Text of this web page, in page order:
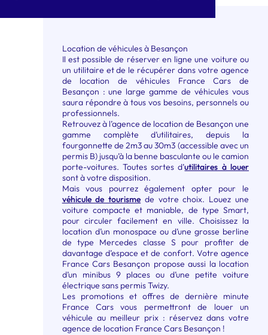
Location de véhicules à Besançon
Il est possible de réserver en ligne une voiture ou
un utilitaire et de le récupérer dans votre agence
de location de véhicules France Cars de
Besançon : une large gamme de véhicules vous
saura répondre à tous vos besoins, personnels ou
professionnels.
Retrouvez à l’agence de location de Besançon une
gamme complète d’utilitaires, depuis la
fourgonnette de 2m3 au 30m3 (accessible avec un
permis B) jusqu’à la benne basculante ou le camion
porte-voitures. Toutes sortes d’utilitaires à louer
sont à votre disposition.
Mais vous pourrez également opter pour le
véhicule de tourisme de votre choix. Louez une
voiture compacte et maniable, de type Smart,
pour circuler facilement en ville. Choisissez la
location d’un monospace ou d’une grosse berline
de type Mercedes classe S pour profiter de
davantage d’espace et de confort. Votre agence
France Cars Besançon propose aussi la location
d’un minibus 9 places ou d’une petite voiture
électrique sans permis Twizy.
Les promotions et offres de dernière minute
France Cars vous permettront de louer un
véhicule au meilleur prix : réservez dans votre
agence de location France Cars Besançon !